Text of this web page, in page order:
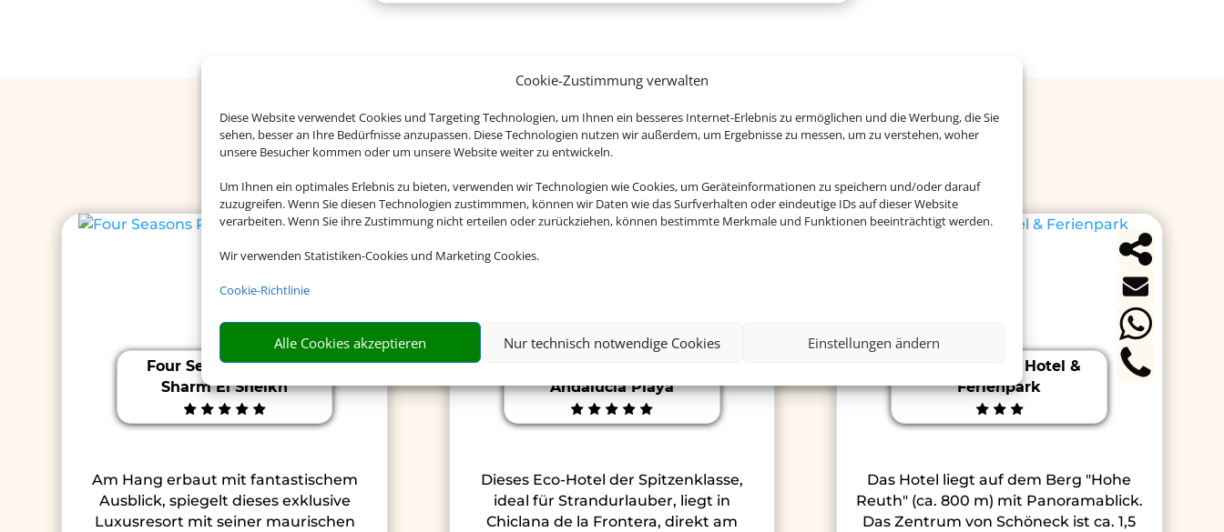
Cookie-Zustimmung verwalten
Diese Website verwendet Cookies und Targeting Technologien, um Ihnen ein besseres Internet-Erlebnis zu ermöglichen und die Werbung, die Sie
sehen, besser an Ihre Bedürfnisse anzupassen. Diese Technologien nutzen wir außerdem, um Ergebnisse zu messen, um zu verstehen, woher
unsere Besucher kommen oder um unsere Website weiter zu entwickeln.
Um Ihnen ein optimales Erlebnis zu bieten, verwenden wir Technologien wie Cookies, um Geräteinformationen zu speichern und/oder darauf
zuzugreifen. Wenn Sie diesen Technologien zustimmmen, können wir Daten wie das Surfverhalten oder eindeutige IDs auf dieser Website
verarbeiten. Wenn Sie ihre Zustimmung nicht erteilen oder zurückziehen, können bestimmte Merkmale und Funktionen beeinträchtigt werden.
Wir verwenden Statistiken-Cookies und Marketing Cookies.
Cookie-Richtlinie
Alle Cookies akzeptieren Nur technisch notwendige Cookies Einstellungen ändern
Buchen Sie jetzt ganz entspannt Ihren Cluburlaub
Four Seasons Resort
Sharm El Sheikh
Am Hang erbaut mit fantastischem
Ausblick, spiegelt dieses exklusive
Luxusresort mit seiner maurischen
Andalucia Playa
Dieses Eco-Hotel der Spitzenklasse,
ideal für Strandurlauber, liegt in
Chiclana de la Frontera, direkt am
IFA Schöneck Hotel &
Ferienpark
Das Hotel liegt auf dem Berg "Hohe
Reuth" (ca. 800 m) mit Panoramablick.
Das Zentrum von Schöneck ist ca. 1,5